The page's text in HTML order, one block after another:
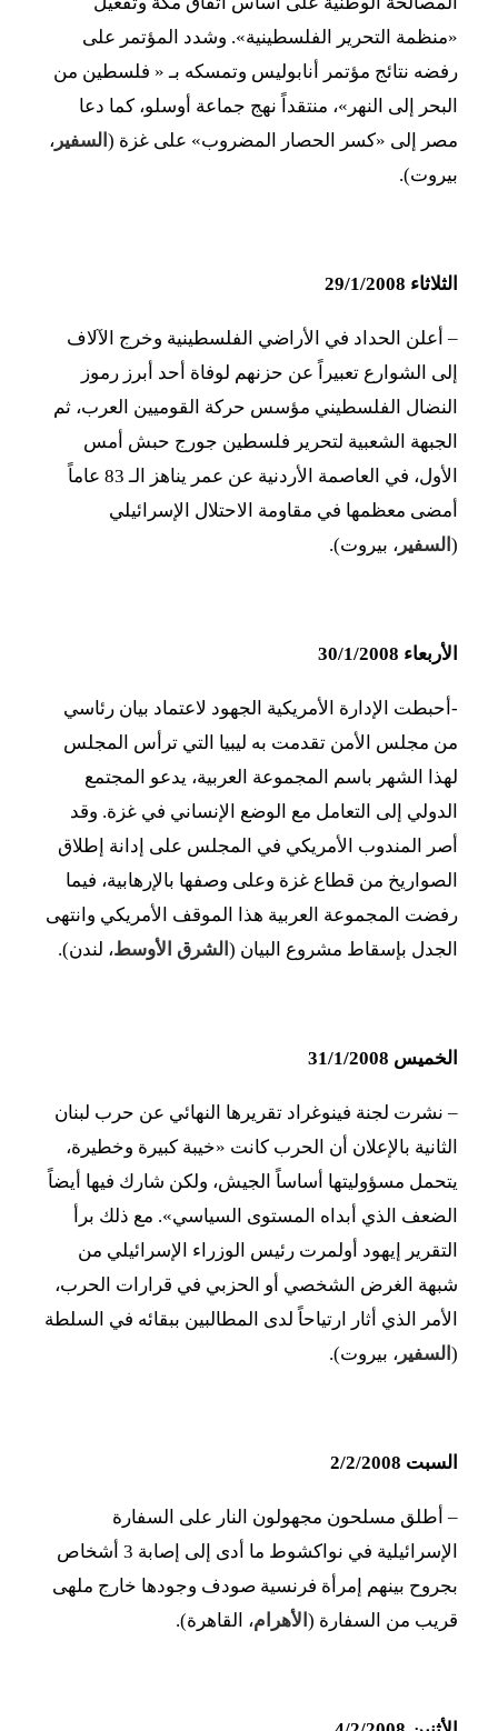
«منظمة التحرير الفلسطينية». وشدد المؤتمر على
رفضه نتائج مؤتمر أنابوليس وتمسكه بـ « فلسطين من
البحر إلى النهر»، منتقداً نهج جماعة أوسلو، كما دعا
مصر إلى «كسر الحصار المضروب» على غزة ( السفير ،
بيروت).
الثلاثاء 29/1/2008
– أعلن الحداد في الأراضي الفلسطينية وخرج الآلاف
إلى الشوارع تعبيراً عن حزنهم لوفاة أحد أبرز رموز
النضال الفلسطيني مؤسس حركة القوميين العرب، ثم
الجبهة الشعبية لتحرير فلسطين جورج حبش أمس
الأول، في العاصمة الأردنية عن عمر يناهز الـ 83 عاماً
أمضى معظمها في مقاومة الاحتلال الإسرائيلي
( السفير ، بيروت).
الأربعاء 30/1/2008
-أحبطت الإدارة الأمريكية الجهود لاعتماد بيان رئاسي
من مجلس الأمن تقدمت به ليبيا التي ترأس المجلس
لهذا الشهر باسم المجموعة العربية، يدعو المجتمع
الدولي إلى التعامل مع الوضع الإنساني في غزة. وقد
أصر المندوب الأمريكي في المجلس على إدانة إطلاق
الصواريخ من قطاع غزة وعلى وصفها بالإرهابية، فيما
رفضت المجموعة العربية هذا الموقف الأمريكي وانتهى
الجدل بإسقاط مشروع البيان ( الشرق الأوسط، لندن).
الخميس 31/1/2008
– نشرت لجنة فينوغراد تقريرها النهائي عن حرب لبنان
الثانية بالإعلان أن الحرب كانت «خيبة كبيرة وخطيرة،
يتحمل مسؤوليتها أساساً الجيش، ولكن شارك فيها أيضاً
الضعف الذي أبداه المستوى السياسي». مع ذلك برأ
التقرير إيهود أولمرت رئيس الوزراء الإسرائيلي من
شبهة الغرض الشخصي أو الحزبي في قرارات الحرب،
الأمر الذي أثار ارتياحاً لدى المطالبين ببقائه في السلطة
( السفير ، بيروت).
السبت 2/2/2008
– أطلق مسلحون مجهولون النار على السفارة
الإسرائيلية في نواكشوط ما أدى إلى إصابة 3 أشخاص
بجروح بينهم إمرأة فرنسية صودف وجودها خارج ملهى
قريب من السفارة ( الأهرام، القاهرة).